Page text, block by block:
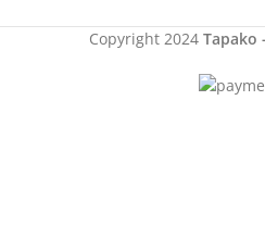
Copyright 2024 Tapako